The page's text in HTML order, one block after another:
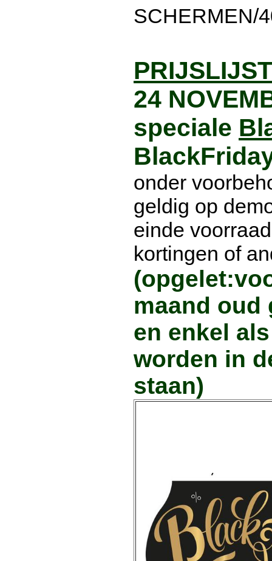
SCHERMEN/
PRIJSLIJST
24
speciale
onder
geldig op
einde
kortingen of
maand oud
en enkel
worden in
staan)